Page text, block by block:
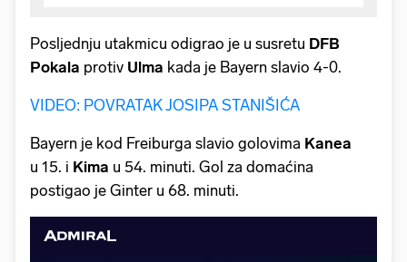
Posljednju utakmicu odigrao je u susretu DFB
Pokala protiv Ulma kada je Bayern slavio 4-0.
VIDEO: POVRATAK JOSIPA STANIŠIĆA
Bayern je kod Freiburga slavio golovima Kanea
u 15. i Kima u 54. minuti. Gol za domaćina
postigao je Ginter u 68. minuti.